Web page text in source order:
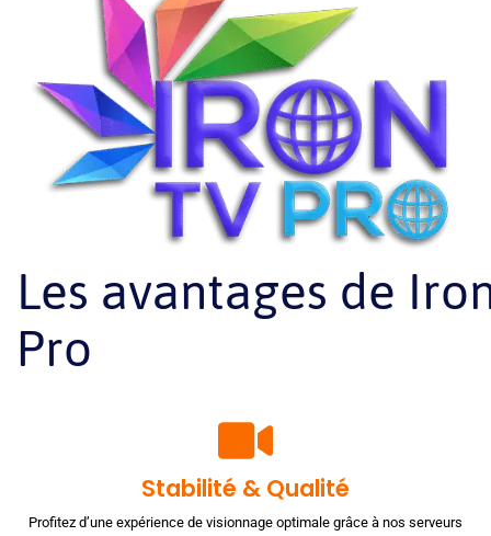
Les avantages de
Pro
Stabilité & Qualité
Profitez d’une expérience de visionnage optimale grâce à nos serveurs